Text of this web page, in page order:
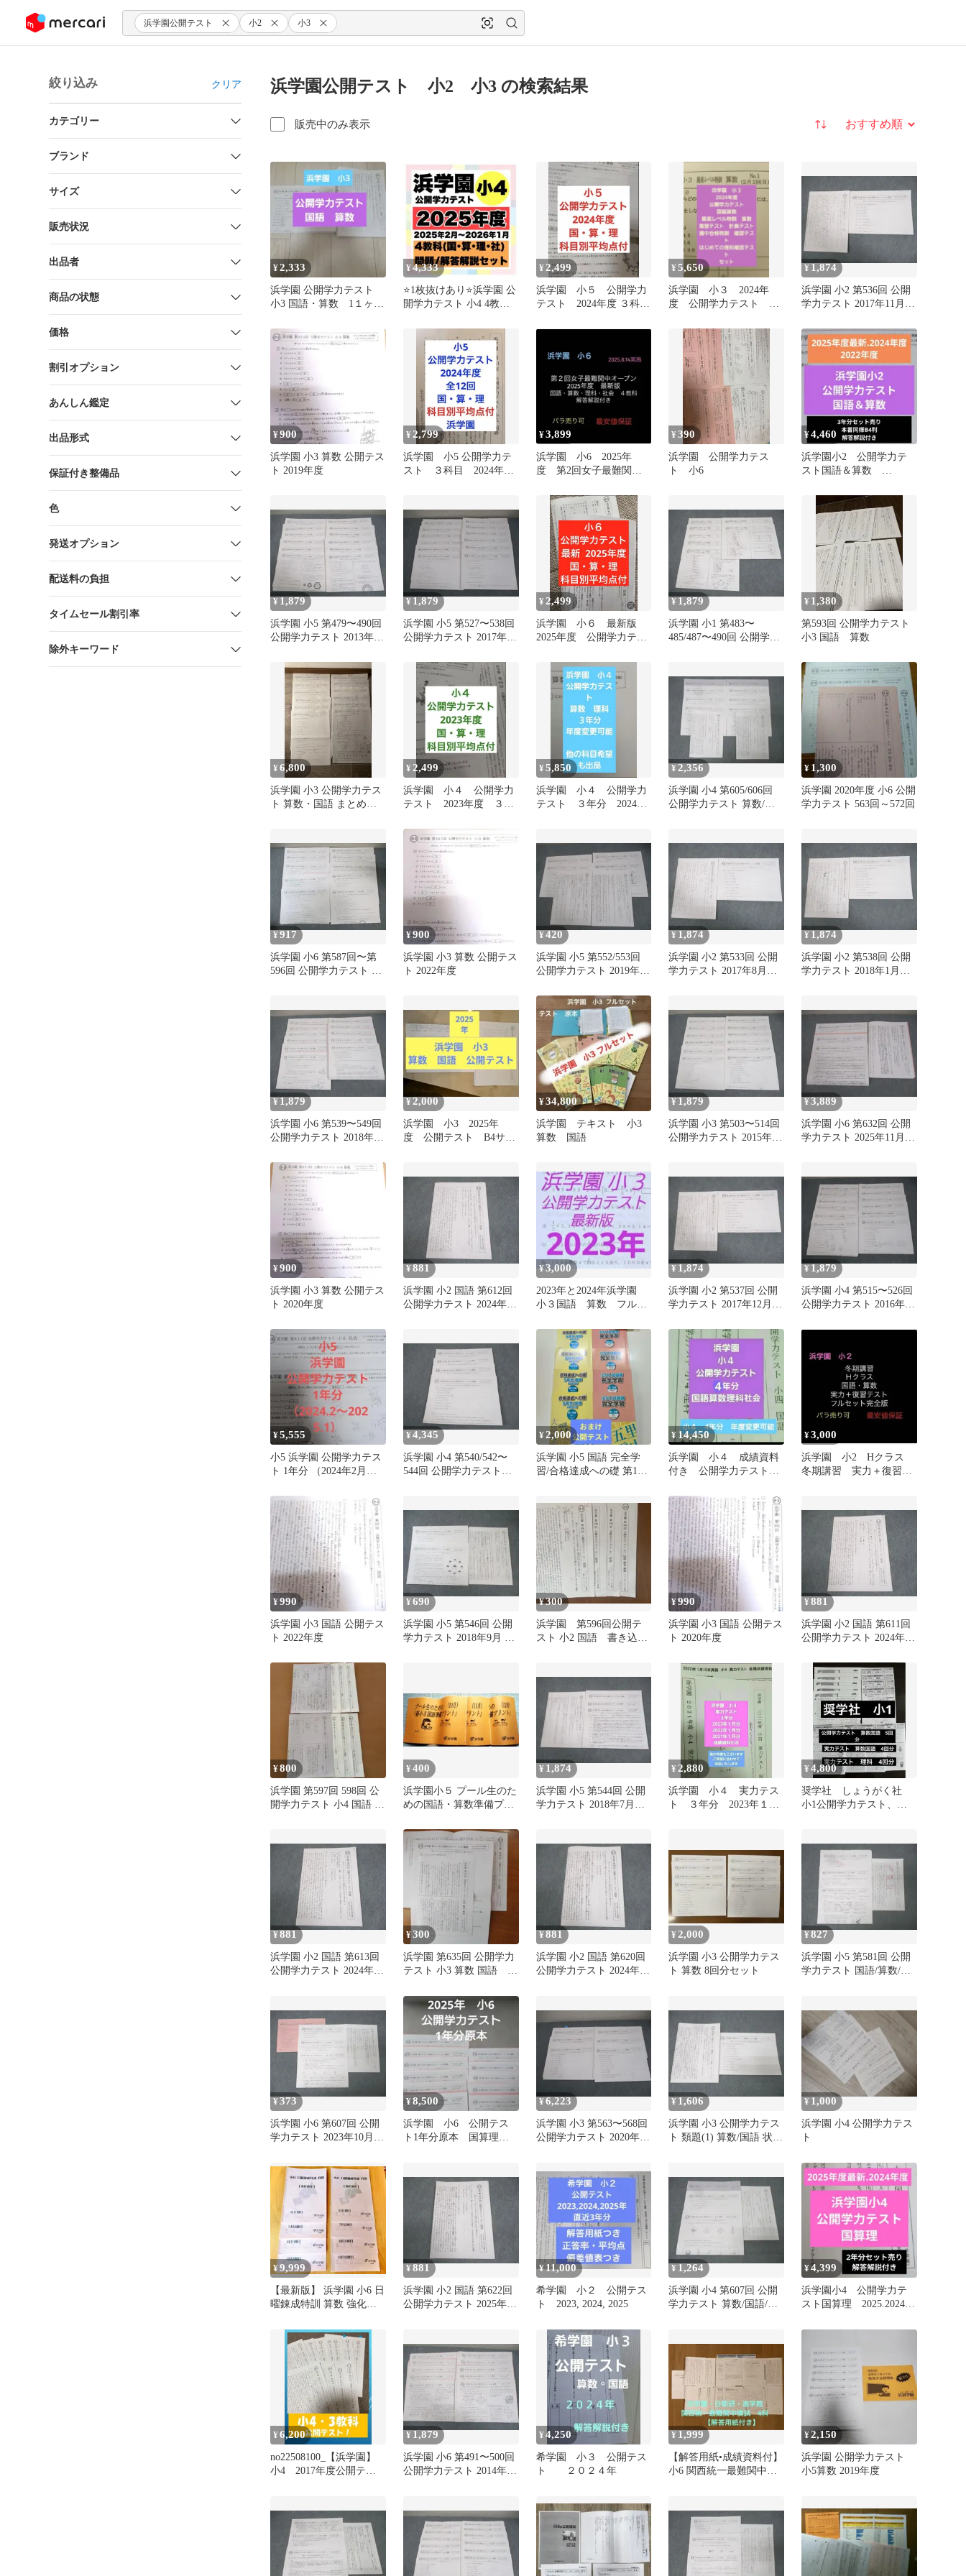
ツにスキップ 浜学園公開テスト 小2 小3
絞り込み クリア
カテゴリー
ブランド
サイズ
販売状況
出品者
商品の状態
価格
割引オプション
あんしん鑑定
出品形式
保証付き整備品
色
発送オプション
配送料の負担
タイムセール割引率
除外キーワード
浜学園公開テスト 小2 小3 の検索結果
販売中のみ表示 並び替え
¥2,333
浜学園 公開学力テスト
小3 国語・算数 1１ヶ月
¥4,333
⭐️1枚抜けあり⭐️浜学園 公
開学力テスト 小4 4教科 1
¥ 2,499
浜学園 小５ 公開学力
テスト 2024年度 ３科
¥5,650
浜学園 小３ 2024年
度 公開学力テスト 最
ト 灘合
¥ 1,874
浜学園 小2 第536回 公開
学力テスト 2017年11月実
¥900
浜学園 小3 算数 公開テス
ト 2019年度
¥ 2,799
浜学園 小5 公開学力テ
スト ３科目 2024年
¥3,899
浜学園 小6 2025年
度 第2回女子最難関中
科 解答解説付
¥390
浜学園 公開学力テス
ト 小6
¥4,460
浜学園小2 公開学力テ
スト国語＆算数
¥ 1,879
浜学園 小5 第479〜490回
公開学力テスト 2013年
国語/算数/理科 通年セッ
ト 024S2D
¥ 1,879
浜学園 小5 第527〜538回
公開学力テスト 2017年
国語/算数/理科 テスト計
12回 通年セット 034S2D
¥ 2,499
浜学園 小６ 最新版
2025年度 公開学力テス
¥ 1,879
浜学園 小1 第483〜
485/487〜490回 公開学力
セット 008s2D
¥ 1,380
第593回 公開学力テスト
小3 国語 算数
¥6,800
浜学園 小3 公開学力テス
ト 算数・国語 まとめセ
¥ 2,499
浜学園 小４ 公開学力
テスト 2023年度 ３科
¥5,850
浜学園 小４ 公開学力
テスト ３年分 2024年
¥ 2,356
浜学園 小4 第605/606回
公開学力テスト 算数/国
¥ 1,300
浜学園 2020年度 小6 公開
学力テスト 563回～572回
¥917
浜学園 小6 第587回〜第
596回 公開学力テスト 国
¥900
浜学園 小3 算数 公開テス
ト 2022年度
¥420
浜学園 小5 第552/553回
公開学力テスト 2019年
007s2D
¥ 1,874
浜学園 小2 第533回 公開
学力テスト 2017年8月実
¥ 1,874
浜学園 小2 第538回 公開
学力テスト 2018年1月実
¥ 1,879
浜学園 小6 第539〜549回
公開学力テスト 2018年
科 テスト計11回 通年セ
ット 034S2D
¥ 2,000
浜学園 小3 2025年
度 公開テスト B4サイ
¥34,800
浜学園 テキスト 小3
算数 国語
¥ 1,879
浜学園 小3 第503〜514回
公開学力テスト 2015年
通年セット 013m2D
¥3,889
浜学園 小6 第632回 公開
学力テスト 2025年11月実
¥900
浜学園 小3 算数 公開テス
ト 2020年度
¥881
浜学園 小2 国語 第612回
公開学力テスト 2024年3
¥3,000
2023年と2024年浜学園
小３国語 算数 フルセ
¥1,874
浜学園 小2 第537回 公開
学力テスト 2017年12月実
¥1,879
浜学園 小4 第515〜526回
公開学力テスト 2016年
国語/算数/理科 テスト計
¥5,555
小5 浜学園 公開学力テス
ト 1年分 （2024年2月〜
¥4,345
浜学園 小4 第540/542〜
544回 公開学力テスト
通年セット 013m2D
¥2,000
浜学園 小5 国語 完全学
習/合格達成への礎 第1~4
¥ 14,450
浜学園 小４ 成績資料
付き 公開学力テスト
科目
¥3,000
浜学園 小2 Hクラス
冬期講習 実力＋復習テ
¥990
浜学園 小3 国語 公開テス
ト 2022年度
¥690
浜学園 小5 第546回 公開
学力テスト 2018年9月 国
¥300
浜学園 第596回公開テ
スト 小2 国語 書き込み
¥990
浜学園 小3 国語 公開テス
ト 2020年度
¥881
浜学園 小2 国語 第611回
公開学力テスト 2024年2
¥800
浜学園 第597回 598回 公
開学力テスト 小4 国語 算
¥400
浜学園小５ プール生のた
めの国語・算数準備プリ
¥ 1,874
浜学園 小5 第544回 公開
学力テスト 2018年7月実
¥ 2,880
浜学園 小４ 実力テス
ト ３年分 2023年１月
¥4,800
奨学社 しょうがく社
小1公開学力テスト、実
¥881
浜学園 小2 国語 第613回
公開学力テスト 2024年4
¥300
浜学園 第635回 公開学力
テスト 小3 算数 国語 模
¥881
浜学園 小2 国語 第620回
公開学力テスト 2024年11
¥2,000
浜学園 小3 公開学力テス
ト 算数 8回分セット
¥827
浜学園 小5 第581回 公開
学力テスト 国語/算数/理
¥373
浜学園 小6 第607回 公開
学力テスト 2023年10月実
¥8,500
浜学園 小6 公開テス
ト1年分原本 国算理 3
¥6,223
浜学園 小3 第563〜568回
公開学力テスト 2020年
¥ 1,606
浜学園 小3 公開学力テス
ト 類題(1) 算数/国語 状態
¥ 1,000
浜学園 小4 公開学力テス
ト
¥9,999
【最新版】 浜学園 小6 日
曜錬成特訓 算数 強化講
¥881
浜学園 小2 国語 第622回
公開学力テスト 2025年1
¥11,000
希学園 小２ 公開テス
ト 2023, 2024, 2025
¥ 1,264
浜学園 小4 第607回 公開
学力テスト 算数/国語/理
¥4,399
浜学園小4 公開学力テ
スト国算理 2025.2024年
¥6,200
no22508100_【浜学園】
小4 2017年度公開テス
¥ 1,879
浜学園 小6 第491〜500回
公開学力テスト 2014年
ット 024S2D
¥4,250
希学園 小３ 公開テス
ト ２０２４年
¥ 1,999
【解答用紙•成績資料付】
小6 関西統一最難関中模
¥2,150
浜学園 公開学力テスト
小5算数 2019年度